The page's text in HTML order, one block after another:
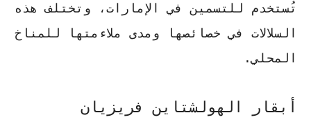
تُستخدم للتسمين في الإمارات، وتختلف هذه
السلالات في خصائصها ومدى ملاءمتها للمناخ
المحلي.
أبقار الهولشتاين فريزيان